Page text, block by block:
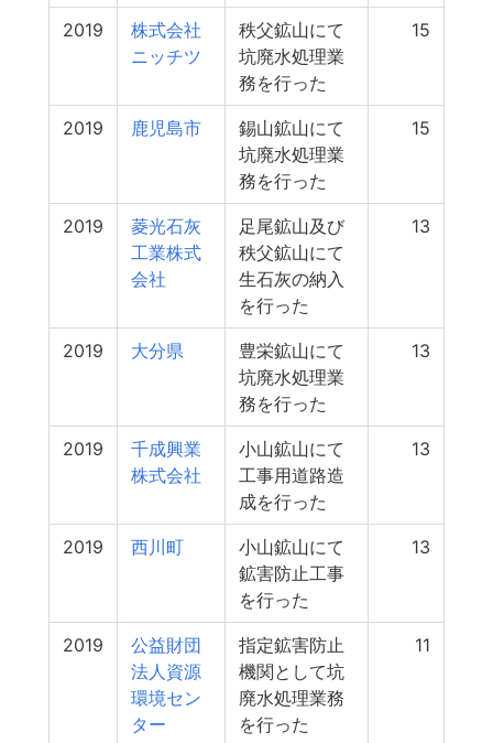
2019
株式会社
ニッチツ
秩父鉱山にて
坑廃水処理業
務を行った
15
2019 鹿児島市
錫山鉱山にて
坑廃水処理業
務を行った
15
2019
菱光石灰
工業株式
会社
足尾鉱山及び
秩父鉱山にて
生石灰の納入
を行った
13
2019 大分県
豊栄鉱山にて
坑廃水処理業
務を行った
13
2019
千成興業
株式会社
小山鉱山にて
工事用道路造
成を行った
13
2019 西川町
小山鉱山にて
鉱害防止工事
を行った
13
2019
公益財団
法人資源
環境セン
ター
指定鉱害防止
機関として坑
廃水処理業務
を行った
11